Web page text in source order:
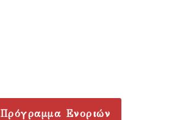
Πρόγραμμα Ενοριών